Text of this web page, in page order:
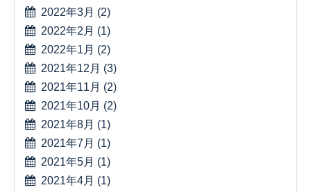
2022年3月 (2)
2022年2月 (1)
2022年1月 (2)
2021年12月 (3)
2021年11月 (2)
2021年10月 (2)
2021年8月 (1)
2021年7月 (1)
2021年5月 (1)
2021年4月 (1)